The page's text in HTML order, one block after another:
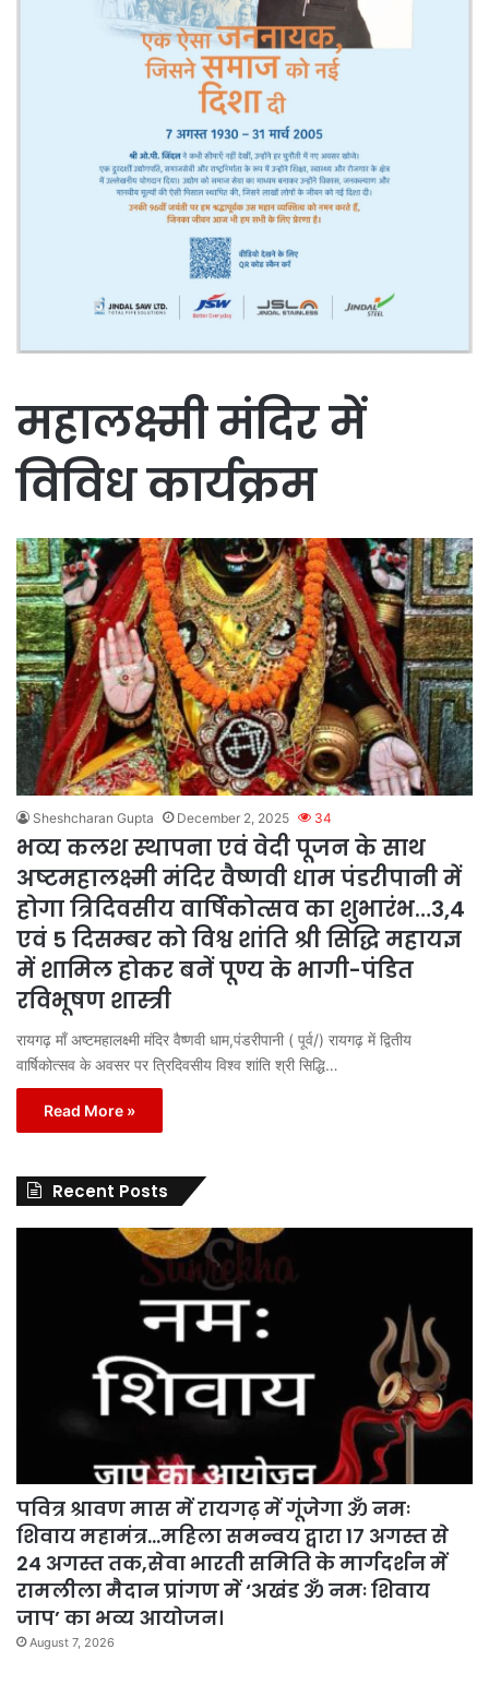
महालक्ष्मी मंदिर में
विविध कार्यक्रम
Sheshcharan Gupta December 2, 2025 34
भव्य कलश स्थापना एवं वेदी पूजन के साथ
अष्टमहालक्ष्मी मंदिर वैष्णवी धाम पंडरीपानी में
होगा त्रिदिवसीय वार्षिकोत्सव का शुभारंभ…3,4
एवं 5 दिसम्बर को विश्व शांति श्री सिद्धि महायज्ञ
में शामिल होकर बनें पूण्य के भागी-पंडित
रविभूषण शास्त्री
रायगढ़ माँ अष्टमहालक्ष्मी मंदिर वैष्णवी धाम,पंडरीपानी ( पूर्व/) रायगढ़ में द्वितीय
वार्षिकोत्सव के अवसर पर त्रिदिवसीय विश्व शांति श्री सिद्धि…
Read More »
Recent Posts
पवित्र श्रावण मास में रायगढ़ में गूंजेगा ॐ नमः
शिवाय महामंत्र…महिला समन्वय द्वारा 17 अगस्त से
24 अगस्त तक,सेवा भारती समिति के मार्गदर्शन में
रामलीला मैदान प्रांगण में ‘अखंड ॐ नमः शिवाय
जाप’ का भव्य आयोजन।
August 7, 2026